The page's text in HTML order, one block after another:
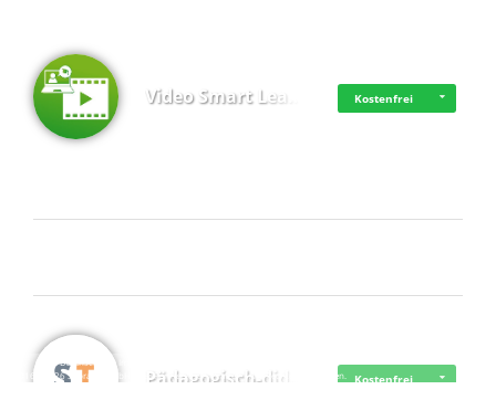
Video Smart Lea… Kostenfrei
Pädagogisch-did… Kostenfrei
· ·Datenschutz ·
© 2016 - 2026 SupraTix GmbH oder Partnergesellschaften - Alle Rechte vorbehalten.